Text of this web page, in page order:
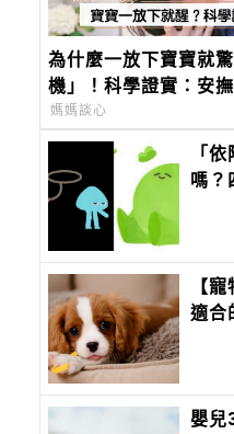
為什麼一放下寶寶就
機」！科學證實：安
個
媽媽談心
「
嗎？
【
適合
嬰兒